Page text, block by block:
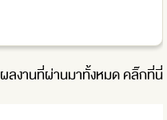
ผลงานที่ผ่านมาทั้งหมดคลิ๊กที่นี่